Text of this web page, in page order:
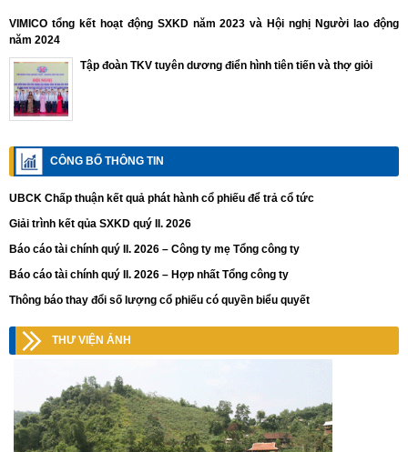
VIMICO tổng kết hoạt động SXKD năm 2023 và Hội nghị Người lao động
năm 2024
Tập đoàn TKV tuyên dương điển hình tiên tiến và thợ giỏi
CÔNG BỐ THÔNG TIN
UBCK Chấp thuận kết quả phát hành cổ phiếu để trả cổ tức
Giải trình kết qủa SXKD quý II. 2026
Báo cáo tài chính quý II. 2026 – Công ty mẹ Tổng công ty
Báo cáo tài chính quý II. 2026 – Hợp nhất Tổng công ty
Thông báo thay đổi số lượng cổ phiếu có quyền biểu quyết
THƯ VIỆN ẢNH